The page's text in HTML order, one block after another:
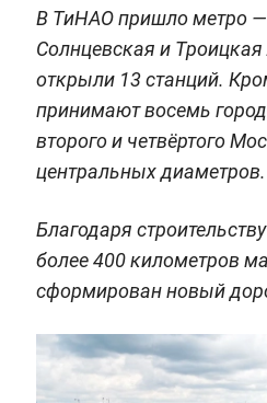
В ТиНАО пришло метро —
Солнцевская и Троицкая
открыли 13 станций.
принимают восемь
второго и четвёртого
центральных диаметров.
Благодаря
более 400 километров
сформирован новый